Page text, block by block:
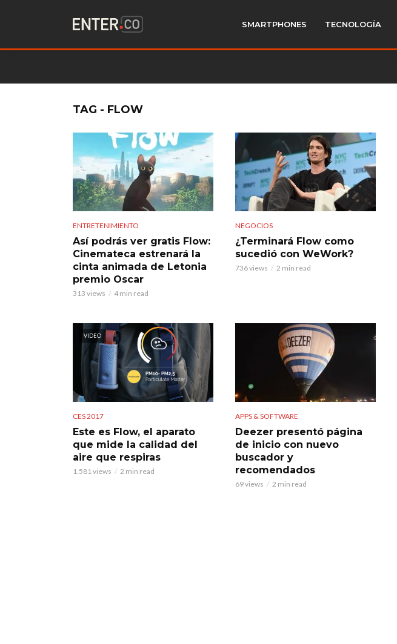
SMARTPHONES TECNOLOGÍA
TAG - FLOW
ENTRETENIMIENTO
Así podrás ver gratis Flow:
Cinemateca estrenará la
cinta animada de Letonia
premio Oscar
313 views 4 min read
NEGOCIOS
¿Terminará Flow como
sucedió con WeWork?
736 views 2 min read
VIDEO
CES 2017
Este es Flow, el aparato
que mide la calidad del
aire que respiras
1.581 views 2 min read
APPS & SOFTWARE
Deezer presentó página
de inicio con nuevo
buscador y
recomendados
69 views 2 min read